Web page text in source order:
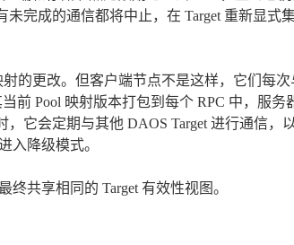
未完成的通信都将中止，在 Target 重新显式
射的更改。但客户端节点不是这样，它们每
前 Pool 映射版本打包到每个 RPC 中，服务
它会定期与其他 DAOS Target 进行通信，
入降级模式。
共享相同的 Target 有效性视图。